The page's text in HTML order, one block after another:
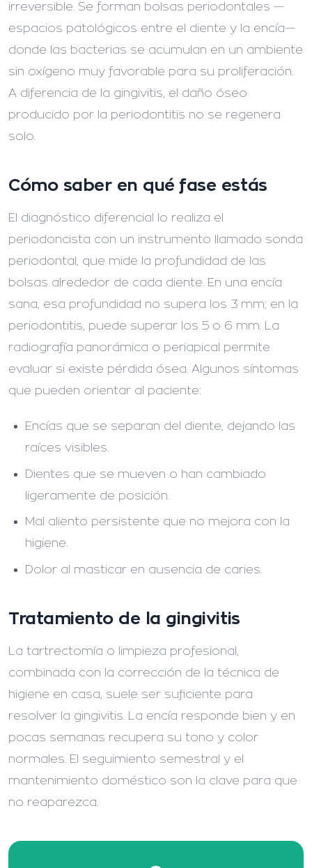
irreversible. Se forman bolsas periodontales —
espacios patológicos entre el diente y la encía—
donde las bacterias se acumulan en un ambiente
sin oxígeno muy favorable para su proliferación.
A diferencia de la gingivitis, el daño óseo
producido por la periodontitis no se regenera
solo.
Cómo saber en qué fase estás
El diagnóstico diferencial lo realiza el
periodoncista con un instrumento llamado sonda
periodontal, que mide la profundidad de las
bolsas alrededor de cada diente. En una encía
sana, esa profundidad no supera los 3 mm; en la
periodontitis, puede superar los 5 o 6 mm. La
radiografía panorámica o periapical permite
evaluar si existe pérdida ósea. Algunos síntomas
que pueden orientar al paciente:
Encías que se separan del diente, dejando las
raíces visibles.
Dientes que se mueven o han cambiado
ligeramente de posición.
Mal aliento persistente que no mejora con la
higiene.
Dolor al masticar en ausencia de caries.
Tratamiento de la gingivitis
La tartrectomía o limpieza profesional,
combinada con la corrección de la técnica de
higiene en casa, suele ser suficiente para
resolver la gingivitis. La encía responde bien y en
pocas semanas recupera su tono y color
normales. El seguimiento semestral y el
mantenimiento doméstico son la clave para que
no reaparezca.